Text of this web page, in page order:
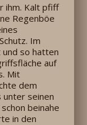
ihm. Kalt pfiff
Regenböe
Im
so hatten
auf
Mit
dem
unter seinen
beinahe
in den